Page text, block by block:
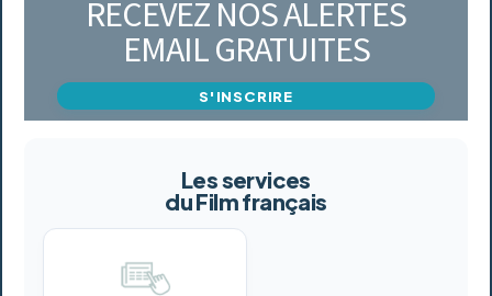
RECEVEZ NOS ALERTES
EMAIL GRATUITES
S'INSCRIRE
Les services
du Film français